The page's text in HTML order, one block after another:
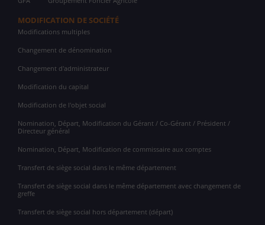
MODIFICATION DE SOCIÉTÉ
Modifications multiples
Changement de dénomination
Changement d'administrateur
Modification du capital
Modification de l'objet social
Nomination, Départ, Modification du Gérant / Co-Gérant / Président /
Directeur général
Nomination, Départ, Modification de commissaire aux comptes
Transfert de siège social dans le même département
Transfert de siège social dans le même département avec changement de
greffe
Transfert de siège social hors département (départ)